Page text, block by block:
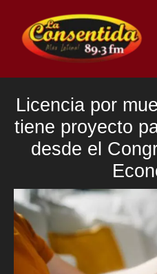
contenido
Licencia por
tiene proyecto
desde el